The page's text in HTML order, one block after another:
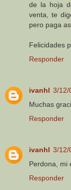
de la hoja
venta, te
pero paga
Felicidades
Responder
ivanhl 3/12/
Muchas
Responder
ivanhl 3/12/
Perdona, mi
Responder